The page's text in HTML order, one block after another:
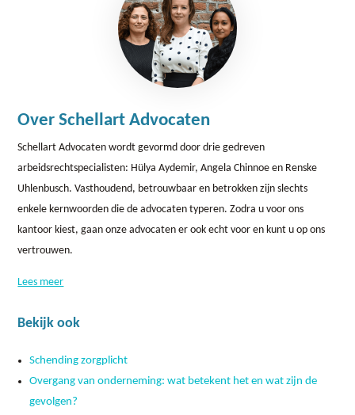
Over Schellart Advocaten
Schellart Advocaten wordt gevormd door drie gedreven
arbeidsrechtspecialisten: Hülya Aydemir, Angela Chinnoe en Renske
Uhlenbusch. Vasthoudend, betrouwbaar en betrokken zijn slechts
enkele kernwoorden die de advocaten typeren. Zodra u voor ons
kantoor kiest, gaan onze advocaten er ook echt voor en kunt u op ons
vertrouwen.
Lees meer
Bekijk ook
Schending zorgplicht
Overgang van onderneming: wat betekent het en wat zijn de
gevolgen?